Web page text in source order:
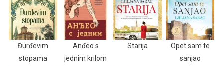
Đurđevim
stopama
Anđeo s
jednim krilom
Starija
Opet sam te
sanjao